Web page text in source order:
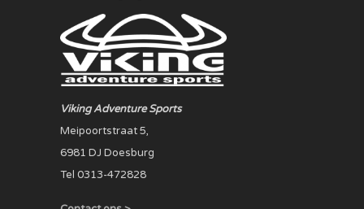
Viking Adventure Sports
Meipoortstraat 5,
6981 DJ Doesburg
Tel 0313-472828